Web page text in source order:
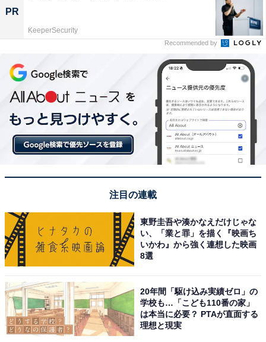
PR
KeeperSecurity
Recommended by
注目の連載
東野圭吾や湊かなえだけじゃな
い、「業と罪」を描く『映画ち
いかわ』から強く連想した映画
8選
20年間「駆け込み実績ゼロ」の
学校も…「こども110番の家」
は本当に必要？ PTAが直面する
理想と現実